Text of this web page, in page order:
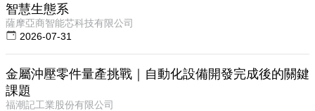
智慧生態系
薩摩亞商智能芯科技有限公司
2026-07-31
金屬沖壓零件量產挑戰｜自動化設備開發完成後的關鍵
課題
福潮記工業股份有限公司